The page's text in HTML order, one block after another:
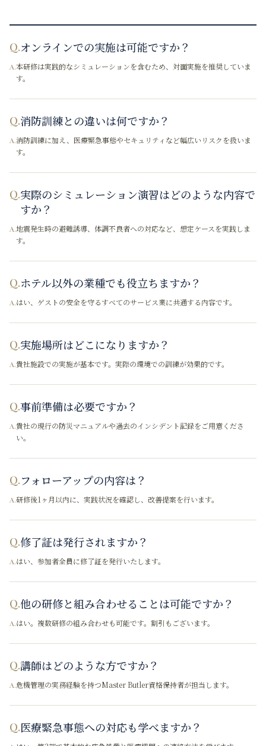
Q.オンラインでの実施は可能ですか？
A.本研修は実践的なシミュレーションを含むため、対面実施を推奨していま
す。
Q.消防訓練との違いは何ですか？
A.消防訓練に加え、医療緊急事態やセキュリティなど幅広いリスクを扱いま
す。
Q.実際のシミュレーション演習はどのような内容で
すか？
A.地震発生時の避難誘導、体調不良者への対応など、想定ケースを実践しま
す。
Q.ホテル以外の業種でも役立ちますか？
A.はい、ゲストの安全を守るすべてのサービス業に共通する内容です。
Q.実施場所はどこになりますか？
A.貴社施設での実施が基本です。実際の環境での訓練が効果的です。
Q.事前準備は必要ですか？
A.貴社の現行の防災マニュアルや過去のインシデント記録をご用意くださ
い。
Q.フォローアップの内容は？
A.研修後1ヶ月以内に、実践状況を確認し、改善提案を行います。
Q.修了証は発行されますか？
A.はい、参加者全員に修了証を発行いたします。
Q.他の研修と組み合わせることは可能ですか？
A.はい。複数研修の組み合わせも可能です。割引もございます。
Q.講師はどのような方ですか？
A.危機管理の実務経験を持つMaster Butler資格保持者が担当します。
Q.医療緊急事態への対応も学べますか？